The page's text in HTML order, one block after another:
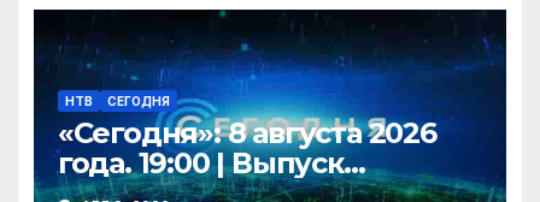
НТВ СЕГОДНЯ
«Сегодня»: 8 августа 2026
года. 19:00 | Выпуск
новостей | Новости НТВ